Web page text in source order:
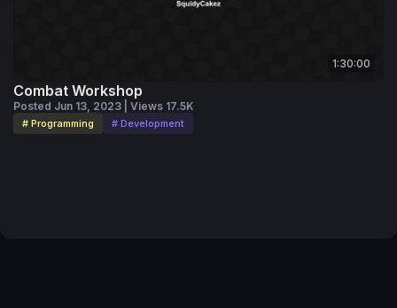
1:30:00
Combat Workshop
Posted Jun 13, 2023 | Views 17.5K
# Programming # Development